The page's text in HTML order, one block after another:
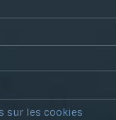
sur les cookies